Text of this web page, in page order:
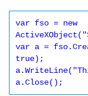
var fso = new
var a =
true);